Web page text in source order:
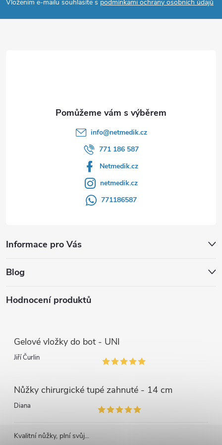
a
Vložením e-mailu souhlasíte s podmínkami ochrany osobních údajů
Informace pro Vás
info@netmedik.cz
771 186 587
Netmedik.cz
netmedik.cz
771186587
Blog
Hodnocení produktů
Gelové vložky do bot - UNI
Jiří Čurlin
Nůžky chirurgické tupé zahnuté - 14 cm
Diana
Kvalitní nůžky, plní svůj...